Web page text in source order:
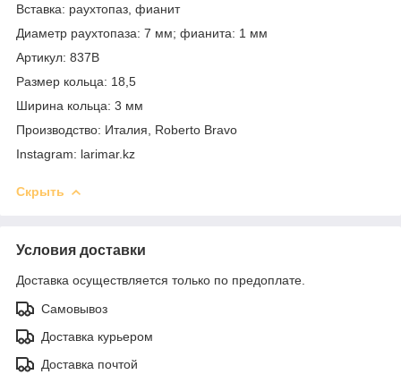
Вставка: раухтопаз, фианит
Диаметр раухтопаза: 7 мм; фианита: 1 мм
Артикул: 837В
Размер кольца: 18,5
Ширина кольца: 3 мм
Производство: Италия, Roberto Bravo
Instagram: larimar.kz
Скрыть
Условия доставки
Доставка осуществляется только по предоплате.
Самовывоз
Доставка курьером
Доставка почтой